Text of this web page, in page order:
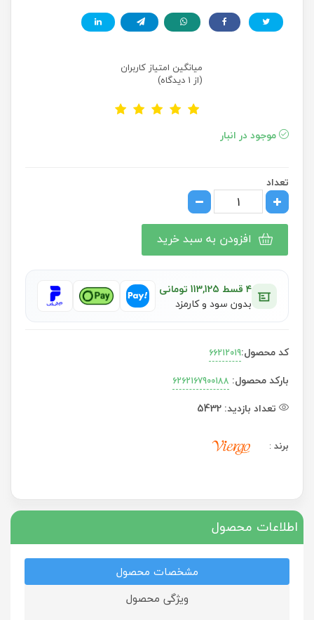
میانگین امتیاز کاربران
(از 1 دیدگاه)
موجود در انبار
تعداد
افزودن به سبد خرید
۴ قسط 113,125 تومانی
بدون سود و کارمزد
برند:
کد محصول:66212019
بارکد محصول: 6262167900188
تعداد بازدید: 5432
اطلاعات محصول
مشخصات محصول
ویژگی محصول